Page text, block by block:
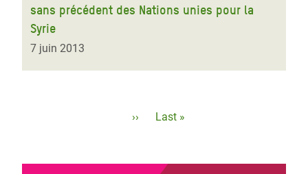
sans précédent des Nations unies pour la
Syrie
7 juin 2013
Page
››
Dernière
Last »